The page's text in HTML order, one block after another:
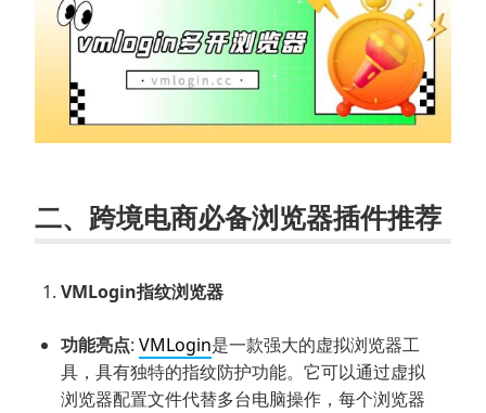
二、跨境电商必备浏览器插件推荐
VMLogin指纹浏览器
功能亮点: VMLogin是一款强大的虚拟浏览器工
具，具有独特的指纹防护功能。它可以通过虚拟
浏览器配置文件代替多台电脑操作，每个浏览器